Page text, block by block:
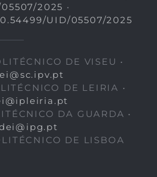
2025 •
UID/05507/2025
DE VISEU •
DE LEIRIA •
DA GUARDA •
DE LISBOA